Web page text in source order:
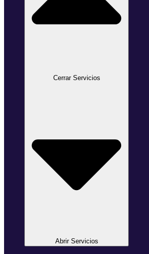
Cerrar Servicios
Abrir Servicios